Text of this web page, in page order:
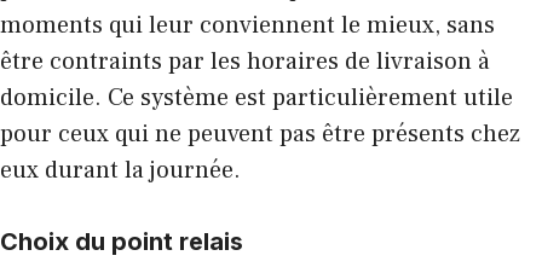
moments qui leur conviennent le mieux, sans
être contraints par les horaires de livraison à
domicile. Ce système est particulièrement utile
pour ceux qui ne peuvent pas être présents chez
eux durant la journée.
Choix du point relais